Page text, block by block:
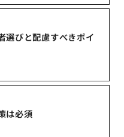
選びと配慮すべきポイ
は必須